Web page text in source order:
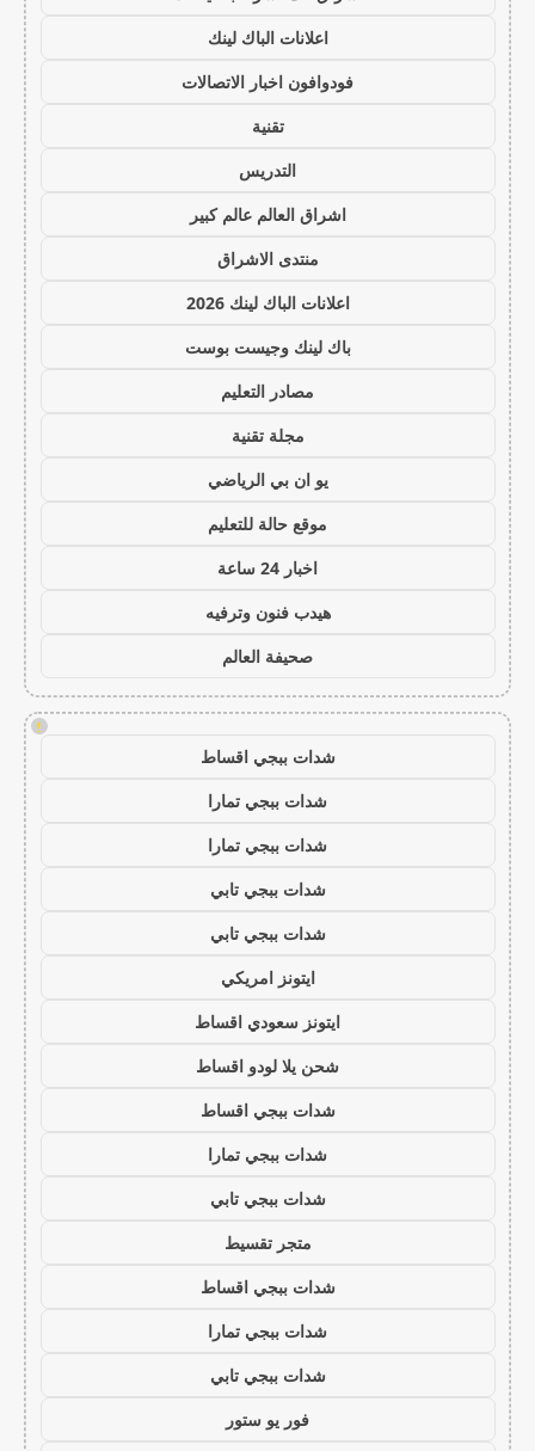
اعلانات الباك لينك
فودوافون اخبار الاتصالات
تقنية
التدريس
اشراق العالم عالم كبير
منتدى الاشراق
اعلانات الباك لينك 2026
باك لينك وجيست بوست
مصادر التعليم
مجلة تقنية
يو ان بي الرياضي
موقع حالة للتعليم
اخبار 24 ساعة
هيدب فنون وترفيه
صحيفة العالم
!
شدات ببجي اقساط
شدات ببجي تمارا
شدات ببجي تمارا
شدات ببجي تابي
شدات ببجي تابي
ايتونز امريكي
ايتونز سعودي اقساط
شحن يلا لودو اقساط
شدات ببجي اقساط
شدات ببجي تمارا
شدات ببجي تابي
متجر تقسيط
شدات ببجي اقساط
شدات ببجي تمارا
شدات ببجي تابي
فور يو ستور